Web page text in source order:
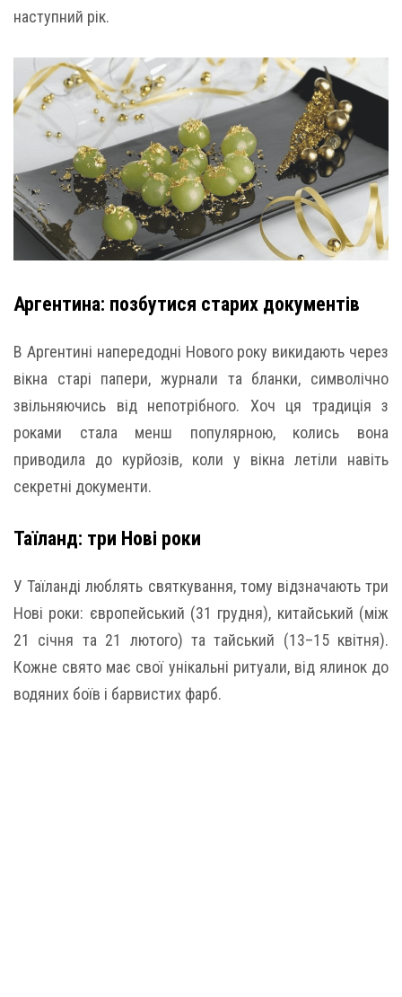
наступний рік.
Аргентина: позбутися старих документів
В Аргентині напередодні Нового року викидають через
вікна старі папери, журнали та бланки, символічно
звільняючись від непотрібного. Хоч ця традиція з
роками стала менш популярною, колись вона
приводила до курйозів, коли у вікна летіли навіть
секретні документи.
Таїланд: три Нові роки
У Таїланді люблять святкування, тому відзначають три
Нові роки: європейський (31 грудня), китайський (між
21 січня та 21 лютого) та тайський (13–15 квітня).
Кожне свято має свої унікальні ритуали, від ялинок до
водяних боїв і барвистих фарб.